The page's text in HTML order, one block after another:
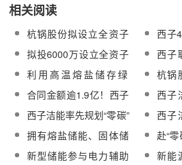
相关阅读
杭锅股份拟设立全资子
公司浙江西子新能源，
将发力光热领域
西子
能成
拟投6000万设立全资子
公司“西子新能源”！杭锅
剑指光热发电技术
西子
电集
议
利用高温熔盐储存绿
电！西子航空“零碳工厂”
正式投运
杭锅
能
合同金额逾1.9亿！西子
洁能与绍兴绿电能源达
成熔盐储能示范项目合
作
西子
堆工
零碳
西子洁能率先规划“零碳”
蓝图，助力实现双碳目
标
西子
署战
拥有熔盐储能、固体储
热、电池等核心技术！
赴“
助力
新型储能参与电力辅助
新能